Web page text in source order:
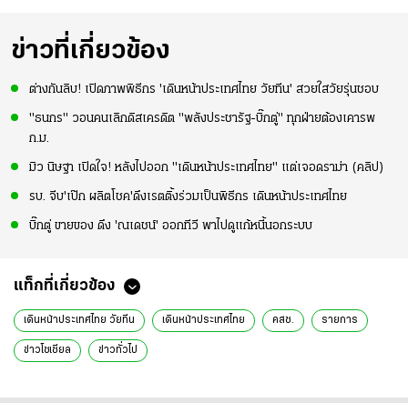
ข่าวที่เกี่ยวข้อง
ต่างกันลิบ! เปิดภาพพิธีกร 'เดินหน้าประเทศไทย วัยทีน' สวยใสวัยรุ่นชอบ
"ธนกร" วอนคนเลิกดิสเครดิต "พลังประชารัฐ-บิ๊กตู่" ทุกฝ่ายต้องเคารพ
ก.ม.
มิว นิษฐา เปิดใจ! หลังไปออก "เดินหน้าประเทศไทย" แต่เจอดราม่า (คลิป)
รบ. จีบ'เป๊ก ผลิตโชค'ดึงเรตติ้งร่วมเป็นพิธีกร เดินหน้าประเทศไทย
บิ๊กตู่ ขายของ ดึง 'ณเดชน์' ออกทีวี พาไปดูแก้หนี้นอกระบบ
แท็กที่เกี่ยวข้อง
เดินหน้าประเทศไทย วัยทีน เดินหน้าประเทศไทย คสช. รายการ
ข่าวโซเชียล ข่าวทั่วไป